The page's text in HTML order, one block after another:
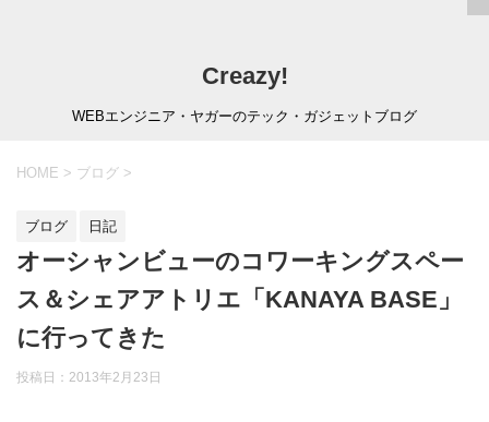
Creazy!
WEBエンジニア・ヤガーのテック・ガジェットブログ
HOME > ブログ >
ブログ 日記
オーシャンビューのコワーキングスペー
ス＆シェアアトリエ「KANAYA BASE」
に行ってきた
投稿日： 2013年2月23日